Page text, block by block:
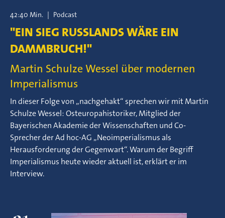
42:40 Min. | Podcast
"EIN SIEG RUSSLANDS WÄRE EIN
DAMMBRUCH!"
Martin Schulze Wessel über modernen
Imperialismus
In dieser Folge von „nachgehakt“ sprechen wir mit Martin
Schulze Wessel: Osteuropahistoriker, Mitglied der
Bayerischen Akademie der Wissenschaften und Co-
Sprecher der Ad hoc-AG „Neoimperialismus als
Herausforderung der Gegenwart“. Warum der Begriff
Imperialismus heute wieder aktuell ist, erklärt er im
Interview.